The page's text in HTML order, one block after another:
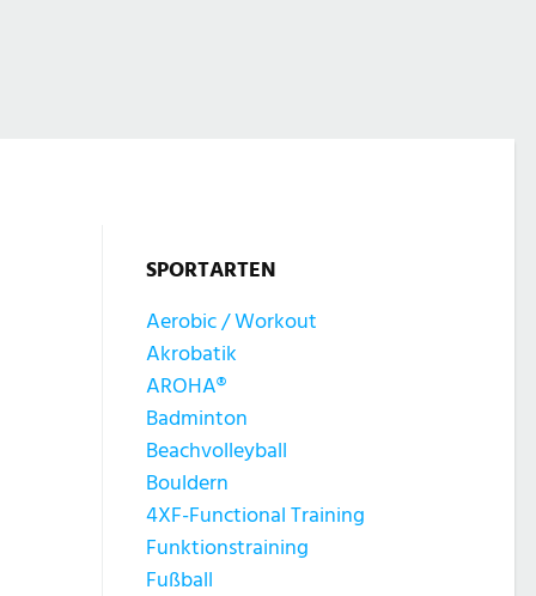
SPORTARTEN
Aerobic / Workout
Akrobatik
AROHA®
Badminton
Beachvolleyball
Bouldern
4XF-Functional Training
Funktionstraining
Fußball